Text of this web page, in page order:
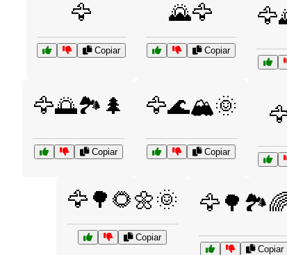
🦅
Copiar
🌄🦅
Copiar
🦅🌅🏞️🌲
Copiar
🦅🌊🏔️🌞
Copiar
🦅🌳🌻🌼🌞
Copiar
Copiar